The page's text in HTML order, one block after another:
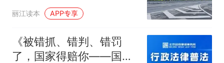
被执行人！
丽江读本 APP专享
《被错抓、错判、错罚
了，国家得赔你——国家